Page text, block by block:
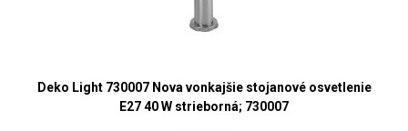
Deko Light 730007 Nova vonkajšie stojanové osvetlenie
E27 40 W strieborná; 730007